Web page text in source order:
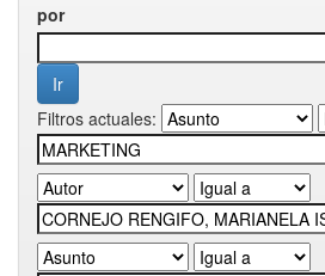
por
Filtros actuales: